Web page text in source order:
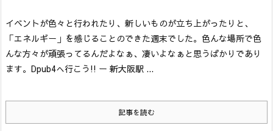
イベントが色々と行われたり、新しいものが立ち上がったりと、
「エネルギー」を感じることのできた週末でした。色んな場所で色
んな方々が頑張ってるんだよなぁ、凄いよなぁと思うばかりであり
ます。 Dpub4へ行こう!! ー 新大阪駅 ...
記事を読む